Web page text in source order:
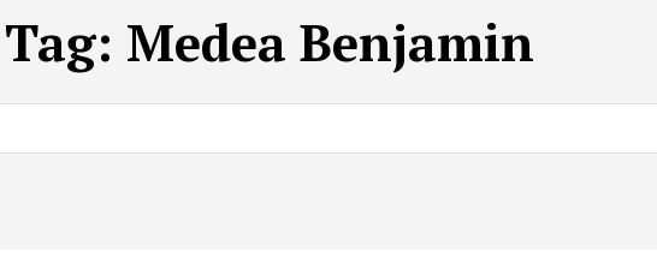
Tag: Medea Benjamin